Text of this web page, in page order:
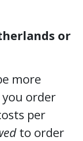
or
more
order
per
to order